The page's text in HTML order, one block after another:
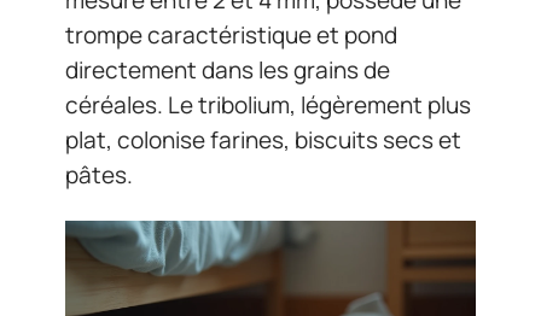
trompe caractéristique et pond
directement dans les grains de
céréales. Le tribolium, légèrement plus
plat, colonise farines, biscuits secs et
pâtes.